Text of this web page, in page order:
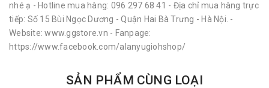
nhé ạ - Hotline mua hàng: 096 297 68 41 - Địa chỉ mua hàng trực
tiếp: Số 15 Bùi Ngọc Dương - Quận Hai Bà Trưng - Hà Nội. -
Website: www.ggstore.vn - Fanpage:
https://www.facebook.com/alanyugiohshop/
SẢN PHẨM CÙNG LOẠI